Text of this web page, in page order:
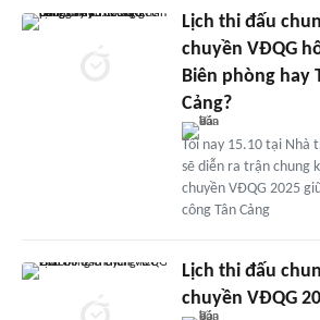
Lịch thi đấu
chuyền VĐQG
Biên phòng hay
Cảng?
Tối nay 15.10 tại Nhà
sẽ diễn ra trận chung
chuyền VĐQG 2025
công Tân Cảng
Lịch thi đấu
chuyền VĐQG